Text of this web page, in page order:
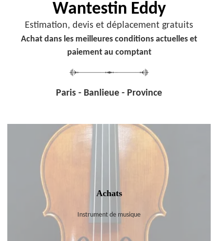
Wantestin Eddy
Estimation, devis et déplacement gratuits
Achat dans les meilleures conditions actuelles et
paiement au comptant
Paris - Banlieue - Province
Achats
Instrument de musique